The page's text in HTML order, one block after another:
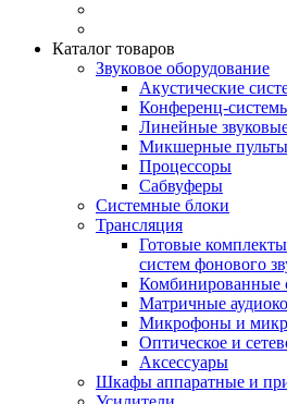
Каталог товаров
Звуковое оборудование
Акустические
Конференц-
Линейные
Микшерные пульты
Процессоры
Сабвуферы
Системные блоки
Трансляция
Готовые
систем фонового
Комбинированные
Матричные
Микрофоны и
Оптическое и
Аксессуары
Шкафы аппаратные и